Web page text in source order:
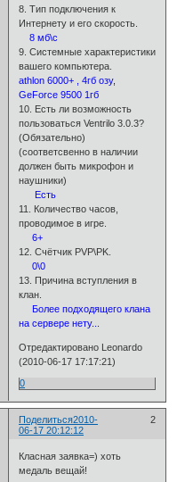
8. Тип подключения к
Интернету и его скорость.
8 мб\с
9. Системные характеристики
вашего компьютера.
athlon 6000+ , 4гб озу,
GeForce 9500 1гб
10. Есть ли возможность
пользоваться Ventrilo 3.0.3?
(Обязательно)
(соответсвенно в наличии
должен быть микрофон и
наушники)
Есть
11. Количество часов,
проводимое в игре.
6+
12. Счётчик PVP\PK.
0\0
13. Причина вступления в
клан.
Более подходящего клана
на сервере нету...
Отредактировано Leonardo
(2010-06-17 17:17:21)
0
Поделиться 2
2010-
06-17 20:12:12
Класная заявка=) хоть
медаль вещай!